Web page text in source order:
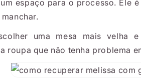
espaço para o processo. Ele
uma mesa mais velha
roupa que não tenha problema